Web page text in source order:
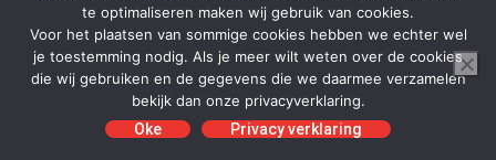
te optimaliseren maken wij gebruik van cookies.
Voor het plaatsen van sommige cookies hebben we echter wel
je toestemming nodig. Als je meer wilt weten over de cookies
die wij gebruiken en de gegevens die we daarmee verzamelen
bekijk dan onze privacyverklaring.
Oke
Privacy verklaring